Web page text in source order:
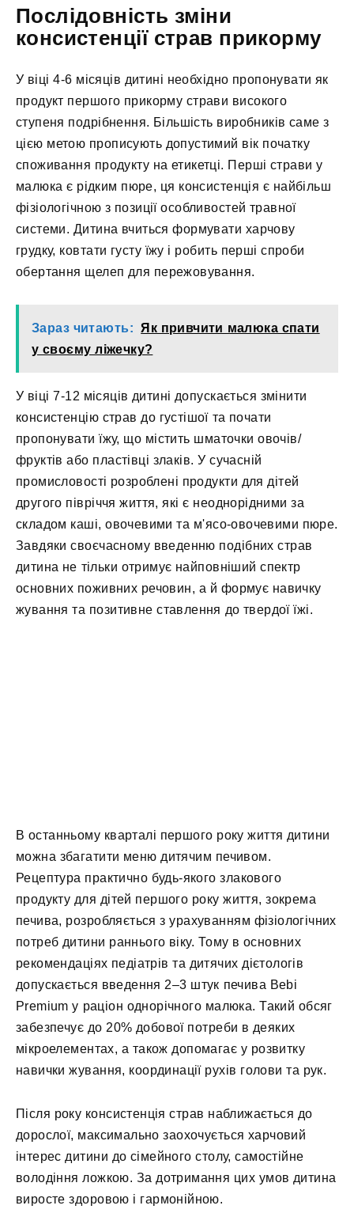
Послідовність зміни
консистенції страв прикорму
У віці 4-6 місяців дитині необхідно пропонувати як
продукт першого прикорму страви високого
ступеня подрібнення. Більшість виробників саме з
цією метою прописують допустимий вік початку
споживання продукту на етикетці. Перші страви у
малюка є рідким пюре, ця консистенція є найбільш
фізіологічною з позиції особливостей травної
системи. Дитина вчиться формувати харчову
грудку, ковтати густу їжу і робить перші спроби
обертання щелеп для пережовування.
Зараз читають: Як привчити малюка спати
у своєму ліжечку?
У віці 7-12 місяців дитині допускається змінити
консистенцію страв до густішої та почати
пропонувати їжу, що містить шматочки овочів/
фруктів або пластівці злаків. У сучасній
промисловості розроблені продукти для дітей
другого півріччя життя, які є неоднорідними за
складом каші, овочевими та м'ясо-овочевими пюре.
Завдяки своєчасному введенню подібних страв
дитина не тільки отримує найповніший спектр
основних поживних речовин, а й формує навичку
жування та позитивне ставлення до твердої їжі.
В останньому кварталі першого року життя дитини
можна збагатити меню дитячим печивом.
Рецептура практично будь-якого злакового
продукту для дітей першого року життя, зокрема
печива, розробляється з урахуванням фізіологічних
потреб дитини раннього віку. Тому в основних
рекомендаціях педіатрів та дитячих дієтологів
допускається введення 2–3 штук печива Bebi
Premium у раціон однорічного малюка. Такий обсяг
забезпечує до 20% добової потреби в деяких
мікроелементах, а також допомагає у розвитку
навички жування, координації рухів голови та рук.
Після року консистенція страв наближається до
дорослої, максимально заохочується харчовий
інтерес дитини до сімейного столу, самостійне
володіння ложкою. За дотримання цих умов дитина
виросте здоровою і гармонійною.